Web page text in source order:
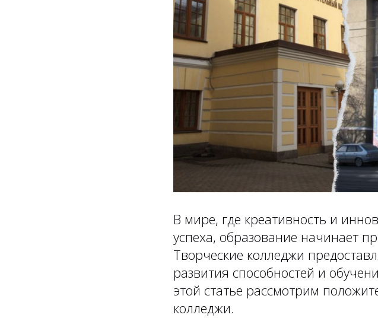
В мире, где креативность и
успеха, образование начинает
Творческие колледжи
развития способностей и
этой статье рассмотрим
колледжи.